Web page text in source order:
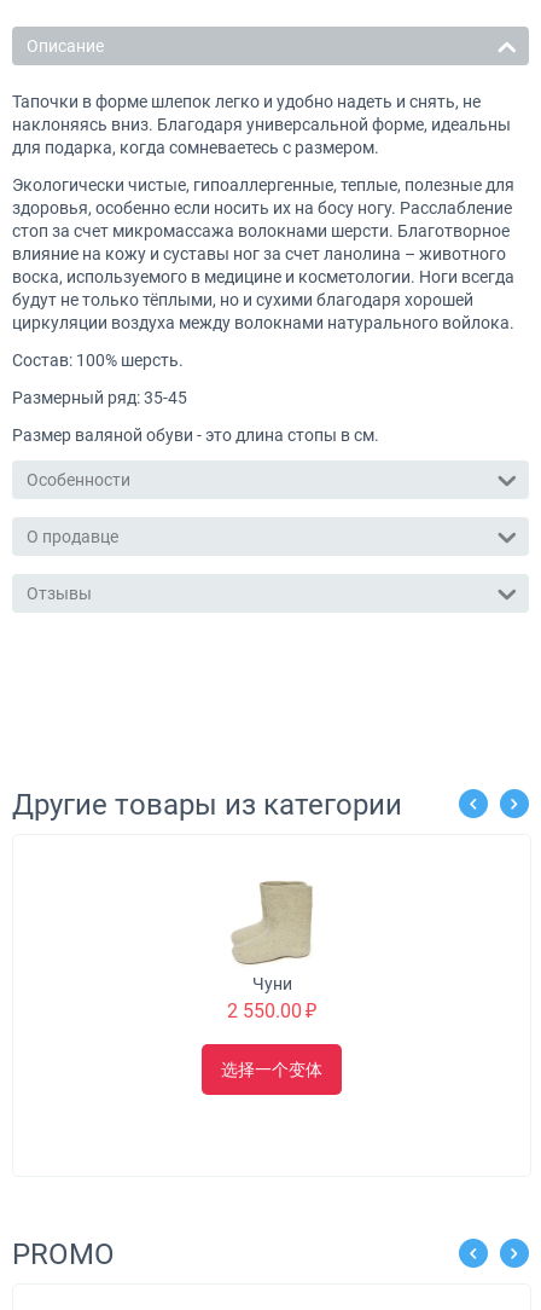
Описание
Тапочки в форме шлепок легко и удобно надеть и снять, не
наклоняясь вниз. Благодаря универсальной форме, идеальны
для подарка, когда сомневаетесь с размером.
Экологически чистые, гипоаллергенные, теплые, полезные для
здоровья, особенно если носить их на босу ногу. Расслабление
стоп за счет микромассажа волокнами шерсти. Благотворное
влияние на кожу и суставы ног за счет ланолина – животного
воска, используемого в медицине и косметологии. Ноги всегда
будут не только тёплыми, но и сухими благодаря хорошей
циркуляции воздуха между волокнами натурального войлока.
Состав: 100% шерсть.
Размерный ряд: 35-45
Размер валяной обуви - это длина стопы в см.
Особенности
О продавце
Отзывы
Другие товары из категории
Чуни
2 550.00 ₽
选择一个变体
PROMO